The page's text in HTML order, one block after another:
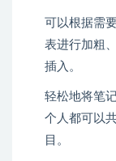
可以根据需
表进行加粗
插入。
轻松地将笔
个人都可以
目。